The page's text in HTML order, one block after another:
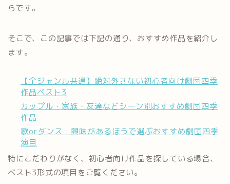
らです。
そこで、この記事では下記の通り、おすすめ作品を紹介し
ます。
【全ジャンル共通】絶対外さない初心者向け劇団四季
作品ベスト3
カップル・家族・友達などシーン別おすすめ劇団四季
作品
歌orダンス 興味があるほうで選ぶおすすめ劇団四季
演目
特にこだわりがなく、初心者向け作品を探している場合、
ベスト3形式の項目をご覧ください。